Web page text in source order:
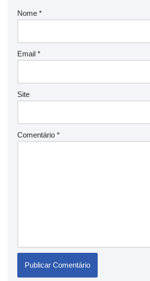
Nome *
Email *
Site
Comentário *